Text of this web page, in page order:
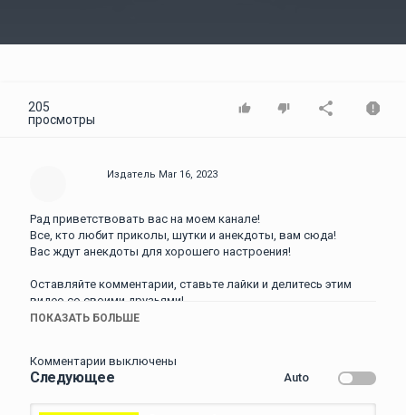
Video
205
просмотры
Издатель Mar 16, 2023
Рад приветствовать вас на моем канале!
Все, кто любит приколы, шутки и анекдоты, вам сюда!
Вас ждут анекдоты для хорошего настроения!
Оставляйте комментарии, ставьте лайки и делитесь этим
видео со своими друзьями!
Всем позитива, добра, здоровья и хорошего настроения!
Настроения! Анекдоты смешные до слез! Анекдоты
смешные до слез! Самые Смешные Анекдоты! Юмор! Смех!
ПОКАЗАТЬ БОЛЬШЕ
Комментарии выключены
Следующее Auto